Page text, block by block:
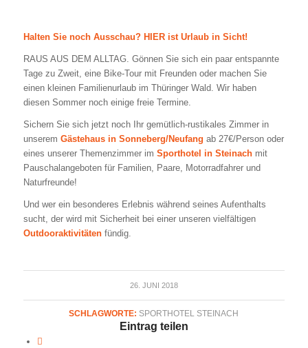
Halten Sie noch Ausschau? HIER ist Urlaub in Sicht!
RAUS AUS DEM ALLTAG. Gönnen Sie sich ein paar entspannte
Tage zu Zweit, eine Bike-Tour mit Freunden oder machen Sie
einen kleinen Familienurlaub im Thüringer Wald. Wir haben
diesen Sommer noch einige freie Termine.
Sichern Sie sich jetzt noch Ihr gemütlich-rustikales Zimmer in
unserem Gästehaus in Sonneberg/Neufang ab 27€/Person oder
eines unserer Themenzimmer im Sporthotel in Steinachmit
Pauschalangeboten für Familien, Paare, Motorradfahrer und
Naturfreunde!
Und wer ein besonderes Erlebnis während seines Aufenthalts
sucht, der wird mit Sicherheit bei einer unseren vielfältigen
Outdooraktivitätenfündig.
26. JUNI 2018
SCHLAGWORTE: SPORTHOTEL STEINACH
Eintrag teilen